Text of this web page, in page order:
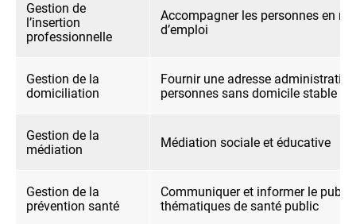
Gestion de
l’insertion
professionnelle
Accompagner les personnes en
d’emploi
Gestion de la
domiciliation
Fournir une adresse
personnes sans domicile stable
Gestion de la
médiation
Médiation sociale et éducative
Gestion de la
prévention santé
Communiquer et informer le
thématiques de santé public